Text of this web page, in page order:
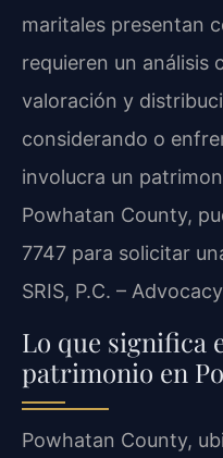
maritales presentan
requieren un análisis
valoración y
considerando o
involucra un
Powhatan County,
7747 para solicitar
SRIS, P.C. –
Lo que significa
patrimonio en
Powhatan County,